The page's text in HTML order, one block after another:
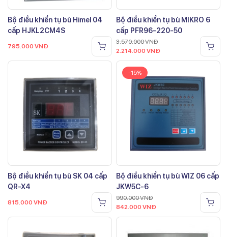
Bộ điều khiển tụ bù Himel 04
cấp HJKL2CM4S
795.000 VNĐ
Bộ điều khiển tụ bù MIKRO 6
cấp PFR96-220-50
3.570.000VNĐ
2.214.000 VNĐ
Bộ điều khiển tụ bù SK 04 cấp
QR-X4
815.000 VNĐ
-15%
Bộ điều khiển tụ bù WIZ 06 cấp
JKW5C-6
990.000VNĐ
842.000 VNĐ